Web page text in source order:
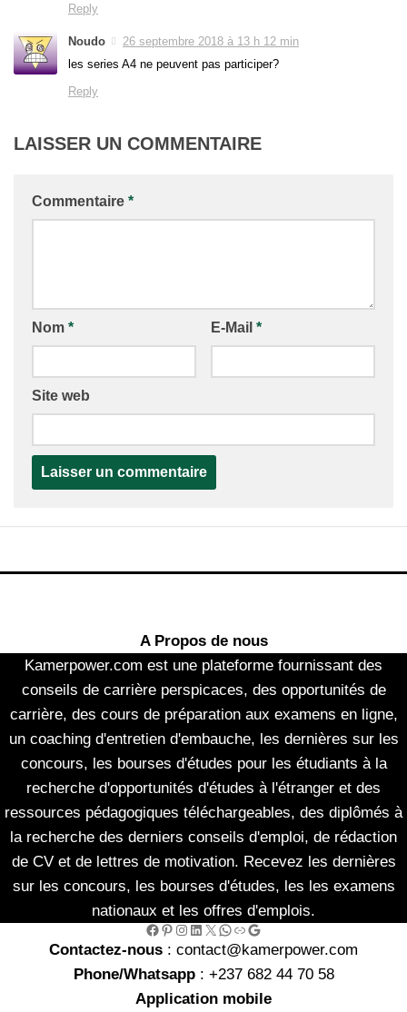
Reply
Noudo
26 septembre 2018 à 13 h 12 min
les series A4 ne peuvent pas participer?
Reply
LAISSER UN COMMENTAIRE
Commentaire *
Nom * E-Mail *
Site web
A Propos de nous
Kamerpower.com est une plateforme fournissant des
conseils de carrière perspicaces, des opportunités de
carrière, des cours de préparation aux examens en ligne,
un coaching d'entretien d'embauche, les dernières sur les
concours, les bourses d'études pour les étudiants à la
recherche d'opportunités d'études à l'étranger et des
ressources pédagogiques téléchargeables, des diplômés à
la recherche des derniers conseils d'emploi, de rédaction
de CV et de lettres de motivation. Recevez les dernières
sur les concours, les bourses d'études, les les examens
nationaux et les offres d'emplois.
Facebook Pinterest Instagram LinkedIn X WhatsApp Link Google
Contactez-nous : contact@kamerpower.com
Phone/Whatsapp: +237 682 44 70 58
Application mobile